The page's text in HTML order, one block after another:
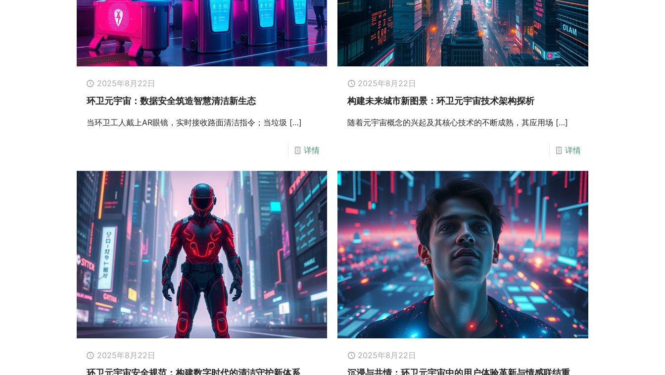
2025年8月22日
环卫元宇宙：数据安全筑造智慧清洁新生态
当环卫工人戴上AR眼镜，实时接收路面清洁指令；当垃圾 […]
详情
2025年8月22日
构建未来城市新图景：环卫元宇宙技术架构探析
随着元宇宙概念的兴起及其核心技术的不断成熟，其应用场 […]
详情
2025年8月22日
环卫元宇宙安全规范：构建数字时代的清洁守护新体系
2025年8月22日
沉浸与共情：环卫元宇宙中的用户体验革新与情感联结重